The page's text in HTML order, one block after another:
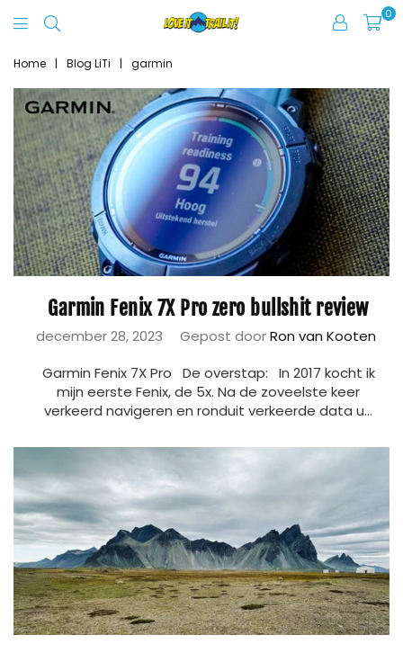
It
Trail
It
0
Home | Blog LiTi | garmin
Garmin Fenix 7X Pro zero bullshit review
december 28, 2023 Gepost doorRon van Kooten
Garmin Fenix 7X Pro De overstap: In 2017 kocht ik
mijn eerste Fenix, de 5x. Na de zoveelste keer
verkeerd navigeren en ronduit verkeerde data u...